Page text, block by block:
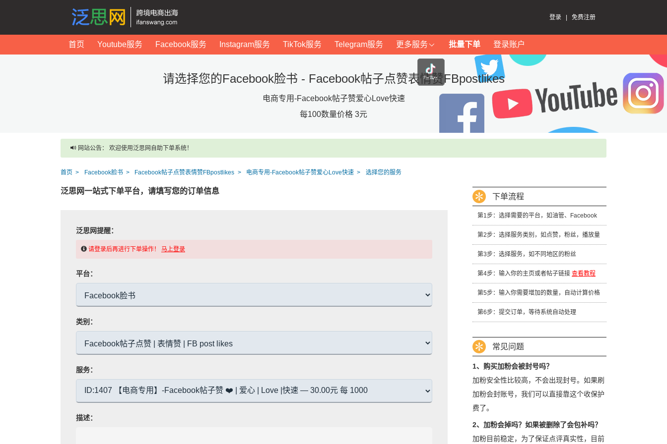
登录 免费注册
首页 Youtube服务 Facebook服务 Instagram服务 TikTok服务 Telegram服务 更多服务 批量下单 登录账户
请选择您的Facebook脸书 - Facebook帖子点赞表情赞FBpostlikes
电商专用-Facebook帖子赞爱心Love快速
每100数量价格 3元
网站公告： 欢迎使用泛思网自助下单系统！
首页 Facebook脸书 Facebook帖子点赞表情赞FBpostlikes 电商专用-Facebook帖子赞爱心Love快速 选择您的服务
泛思网一站式下单平台，请填写您的订单信息
泛思网提醒：
请登录后再进行下单操作！ 马上登录
平台：
类别：
服务：
描述：
下单流程
第1步：选择需要的平台，如油管、Facebook
第2步：选择服务类别，如点赞，粉丝，播放量
第3步：选择服务，如不同地区的粉丝
第4步：输入你的主页或者帖子链接 查看教程
第5步：输入你需要增加的数量，自动计算价格
第6步：提交订单，等待系统自动处理
常见问题
1、购买加粉会被封号吗？
加粉安全性比较高，不会出现封号。如果刷
加粉会封账号，我们可以直接靠这个收保护
费了。
2、加粉会掉吗？如果被删除了会包补吗？
加粉目前稳定，为了保证点评真实性，目前